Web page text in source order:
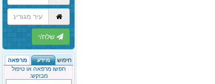
הבא
חיפוש מידע
מרפאה
חפשו מרפאה או טיפול
מבוקש: